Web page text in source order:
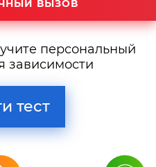
ВЫЗОВ
персональный
зависимости
тест